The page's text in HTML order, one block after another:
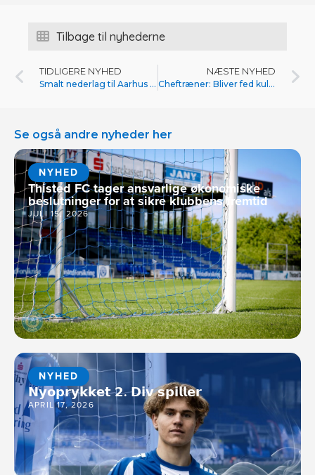
Tilbage til nyhederne
TIDLIGERE NYHED
Smalt nederlag til Aarhus Fremad
NÆSTE NYHED
Cheftræner: Bliver fed kulisse i B.93
Se også andre nyheder her
NYHED
Thisted FC tager ansvarlige økonomiske
beslutninger for at sikre klubbens fremtid
JULI 15, 2026
NYHED
𝗡𝘆𝗼𝗽𝗿𝘆𝗸𝗸𝗲𝘁 𝟮. 𝗗𝗶𝘃 𝘀𝗽𝗶𝗹𝗹𝗲𝗿
APRIL 17, 2026